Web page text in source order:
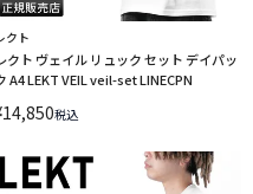
クト
クト ヴェイル リュック セット デイパッ
A4 LEKT VEIL veil-set LINECPN
14,850税込